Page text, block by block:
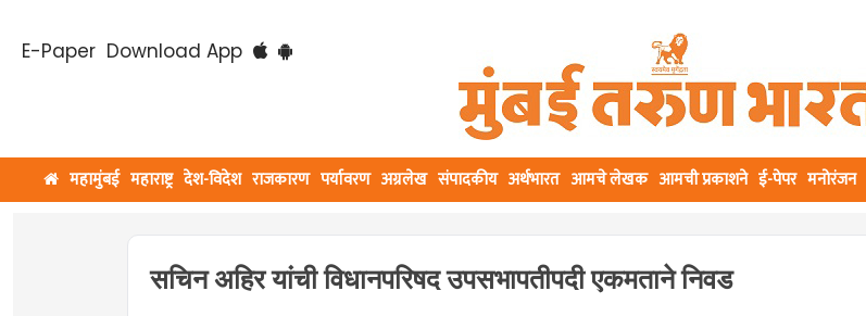
E-Paper Download App
महामुंबई महाराष्ट्र देश-विदेश राजकारण पर्यावरण अग्रलेख संपादकीय अर्थभारत आमचे लेखक आमची प्रकाशने ई-पेपर मनोरंजन
सचिन अहिर यांची विधानपरिषद उपसभापतीपदी एकमताने निवड